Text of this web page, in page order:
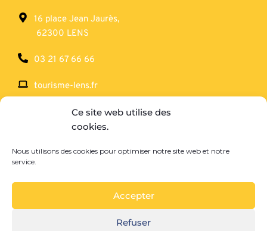
Ce site web utilise des
cookies.
Nous utilisons des cookies pour optimiser notre site web et notre
service.
Accepter
Refuser
16 place Jean Jaurès,
62300 LENS
03 21 67 66 66
tourisme-lens.fr
SERVICE RÉCEPTIF
Mémorial’14-18